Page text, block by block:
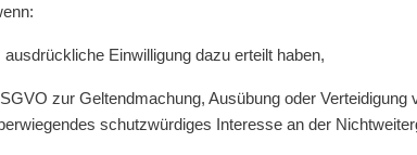
Einwilligung dazu erteilt haben,
zur Geltendmachung, Ausübung oder
schutzwürdiges Interesse an der